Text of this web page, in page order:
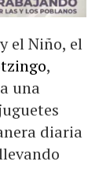
el Niño, el
,
una
diaria